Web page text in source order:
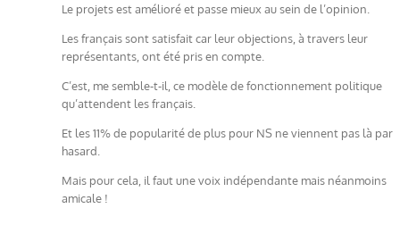
Le projets est amélioré et passe mieux au sein de l’opinion.
Les français sont satisfait car leur objections, à travers leur
représentants, ont été pris en compte.
C’est, me semble-t-il, ce modèle de fonctionnement politique
qu’attendent les français.
Et les 11% de popularité de plus pour NS ne viennent pas là par
hasard.
Mais pour cela, il faut une voix indépendante mais néanmoins
amicale !